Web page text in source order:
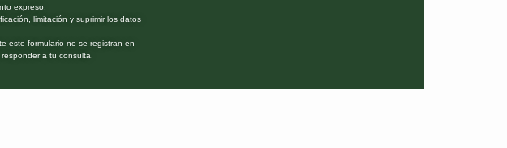
expreso.
limitación y suprimir los datos
este formulario no se registran en
a tu consulta.